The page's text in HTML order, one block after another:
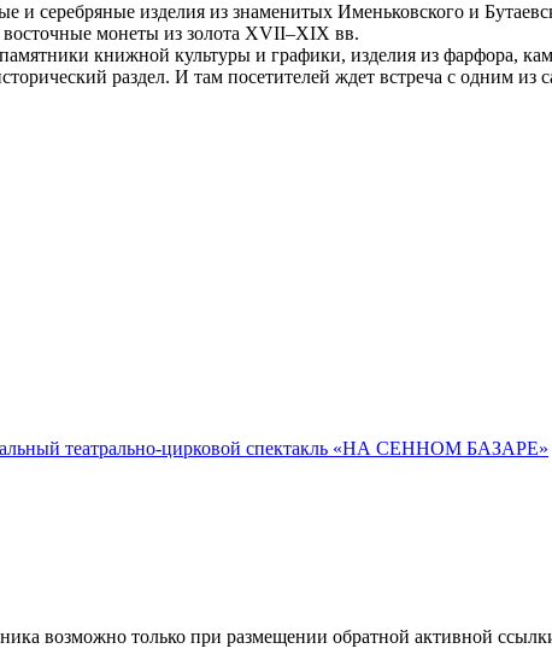
и серебряные изделия из знаменитых Именьковского и
восточные монеты из золота XVII–XIX вв.
книжной культуры и графики, изделия из фарфора,
раздел. И там посетителей ждет встреча с одним
театрально-цирковой спектакль «НА СЕННОМ БАЗАРЕ»
возможно только при размещении обратной активной